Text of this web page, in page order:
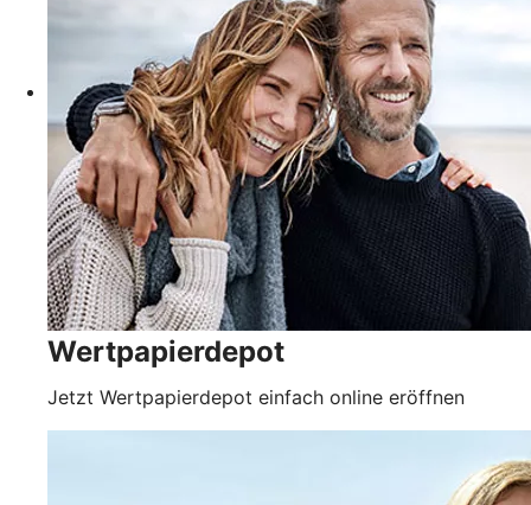
Wertpapierdepot
Jetzt Wertpapierdepot einfach online eröffnen